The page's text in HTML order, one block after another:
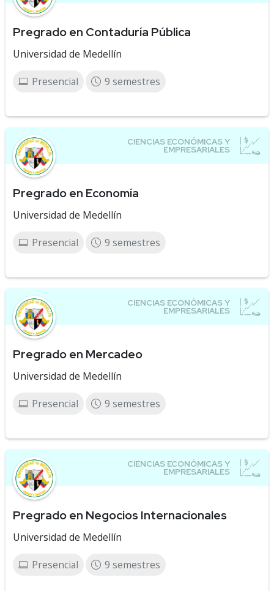
Pregrado en Contaduría Pública
Universidad de Medellín
Presencial 9 semestres
Pregrado en Economía
Universidad de Medellín
Presencial 9 semestres
Pregrado en Mercadeo
Universidad de Medellín
Presencial 9 semestres
Pregrado en Negocios Internacionales
Universidad de Medellín
Presencial 9 semestres